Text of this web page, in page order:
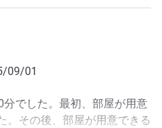
っていただろうに、前日夜に
来て、慌てて出発時間を早め
をかけた。チェックインの
注意があります」くらい言っ
ービス精神なさすぎ。
09/01
でした。最初、部屋が用意
。その後、部屋が用意できる